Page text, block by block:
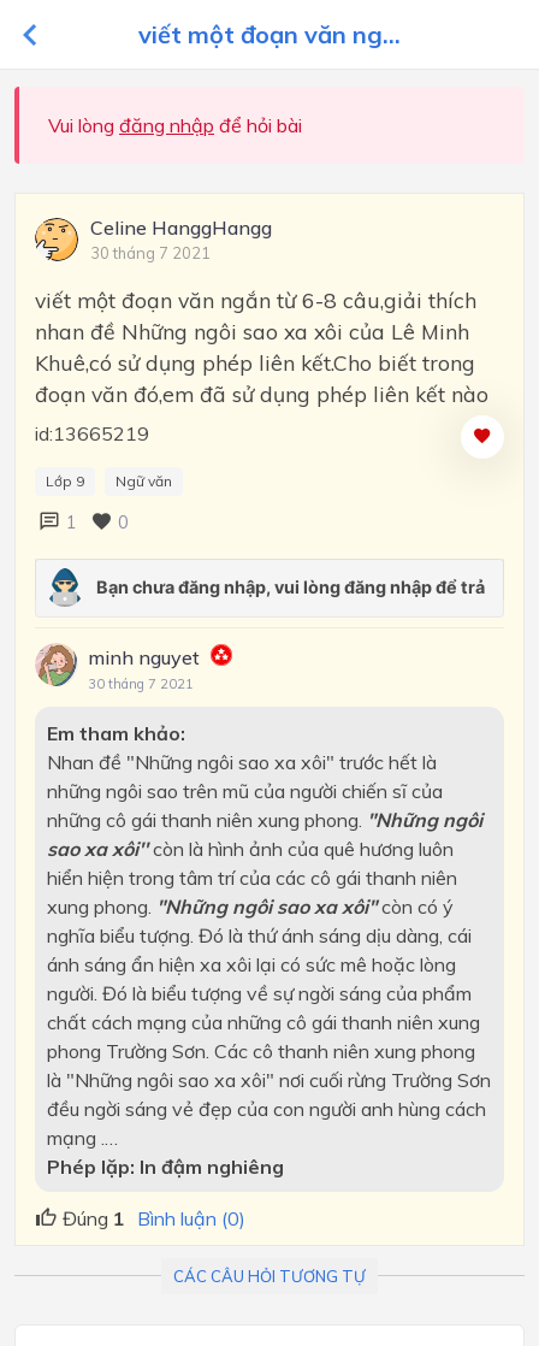
viết một đoạn văn ng...
Vui lòng đăng nhập để hỏi bài
Celine HanggHangg
30 tháng 7 2021
viết một đoạn văn ngắn từ 6-8 câu,giải thích
nhan đề Những ngôi sao xa xôi của Lê Minh
Khuê,có sử dụng phép liên kết.Cho biết trong
đoạn văn đó,em đã sử dụng phép liên kết nào
id:13665219
Lớp 9 Ngữ văn
1 0
minh nguyet
30 tháng 7 2021
Em tham khảo:
Nhan đề "Những ngôi sao xa xôi" trước hết là
những ngôi sao trên mũ của người chiến sĩ của
những cô gái thanh niên xung phong. "Những ngôi
sao xa xôi''còn là hình ảnh của quê hương luôn
hiển hiện trong tâm trí của các cô gái thanh niên
xung phong. "Những ngôi sao xa xôi"còn có ý
nghĩa biểu tượng. Đó là thứ ánh sáng dịu dàng, cái
ánh sáng ẩn hiện xa xôi lại có sức mê hoặc lòng
người. Đó là biểu tượng về sự ngời sáng của phẩm
chất cách mạng của những cô gái thanh niên xung
phong Trường Sơn. Các cô thanh niên xung phong
là "Những ngôi sao xa xôi" nơi cuối rừng Trường Sơn
đều ngời sáng vẻ đẹp của con người anh hùng cách
mạng .…
Phép lặp: In đậm nghiêng
Đúng 1 Bình luận (0)
CÁC CÂU HỎI TƯƠNG TỰ